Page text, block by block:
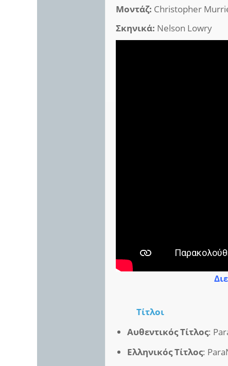
Μοντάζ: Christopher
Σκηνικά: Nelson Lowry
Τίτλοι
Αυθεντικός Τίτλος:
Ελληνικός Τίτλος: